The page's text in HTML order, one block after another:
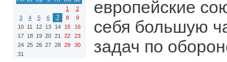
1
2
3
4 5 6 7 8
9
10 11 12 13 14 15
16
17 18 19 20 21 22
23
24 25 26 27 28 29
30
31
европейские
себя большую
задач по